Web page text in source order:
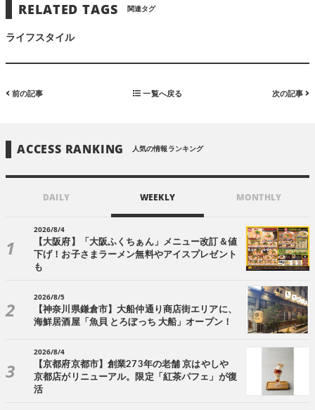
RELATED TAGS 関連タグ
ライフスタイル
前の記事 一覧へ戻る 次の記事
ACCESS RANKING 人気の情報ランキング
DAILY WEEKLY MONTHLY
2026/8/4
【大阪府】「大阪ふくちぁん」メニュー改訂＆値
下げ！お子さまラーメン無料やアイスプレゼント
も
2026/8/5
【神奈川県鎌倉市】大船仲通り商店街エリアに、
海鮮居酒屋「魚貝 とろぼっち 大船」オープン！
2026/8/4
【京都府京都市】創業273年の老舗 京はやしや
京都店がリニューアル。限定「紅茶パフェ」が復
活